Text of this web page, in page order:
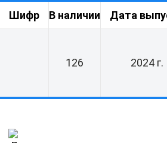
Шифр В наличии Дата
126 2024 г.